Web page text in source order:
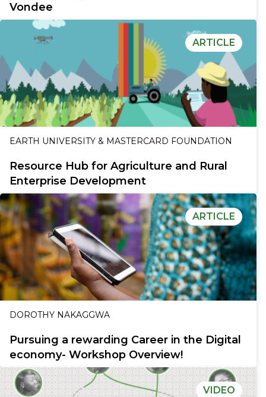
Vondee
ARTICLE
EARTH UNIVERSITY & MASTERCARD FOUNDATION
Resource Hub for Agriculture and Rural
Enterprise Development
ARTICLE
DOROTHY NAKAGGWA
Pursuing a rewarding Career in the Digital
economy- Workshop Overview!
VIDEO